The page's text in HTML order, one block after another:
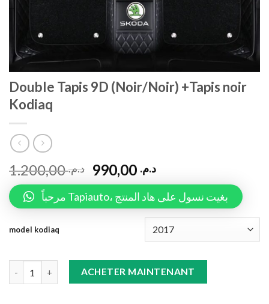
Double Tapis 9D (Noir/Noir) +Tapis noir
Kodiaq
د.م.1.200,00 د.م.
مرحباً Tapiauto، بغيت نسول على هاد المنتج
model kodiaq
Double Tapis 9D (Noir/Noir) +Tapis noir Kodiaq quantity
ACHETER MAINTENANT